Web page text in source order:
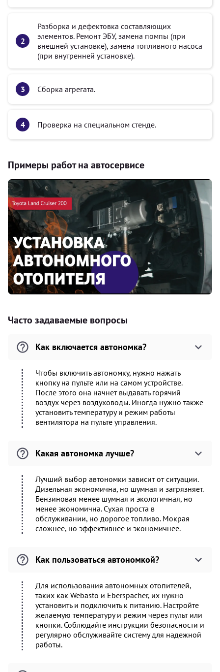
Разборка и дефектовка составляющих
элементов. Ремонт ЭБУ, замена помпы (при
внешней установке), замена топливного насоса
(при внутренней установке).
Сборка агрегата.
Проверка на специальном стенде.
Примеры работ на автосервисе
Часто задаваемые вопросы
Как включается автономка?
Чтобы включить автономку, нужно нажать
кнопку на пульте или на самом устройстве.
После этого она начнет выдавать горячий
воздух через воздуховоды. Иногда нужно также
установить температуру и режим работы
вентилятора на пульте управления.
Какая автономка лучше?
Лучший выбор автономки зависит от ситуации.
Дизельная экономична, но шумная и загрязняет.
Бензиновая менее шумная и экологичная, но
менее экономична. Сухая проста в
обслуживании, но дорогое топливо. Мокрая
сложнее, но эффективнее и экономичнее.
Как пользоваться автономкой?
Для использования автономных отопителей,
таких как Webasto и Eberspacher, их нужно
установить и подключить к питанию. Настройте
желаемую температуру и режим через пульт или
кнопки. Соблюдайте инструкции безопасности и
регулярно обслуживайте систему для надежной
работы.